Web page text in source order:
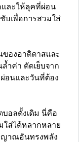
และให้ลุคที่ผ่อน
บเพื่อการสวมใส่
ของอาดิดาสและ
ำค่า ตัดเย็บจาก
อนและวันที่ต้อง
อลดั้งเดิม นี่คือ
ใส่ได้หลากหลาย
าณอันทรงพลัง